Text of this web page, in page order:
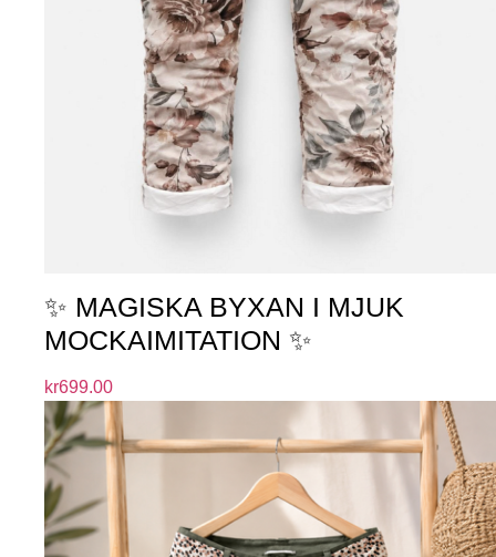
✨ MAGISKA BYXAN I MJUK
MOCKAIMITATION ✨
kr699.00